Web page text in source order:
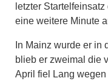
letzter
eine weitere Minute
In Mainz wurde er
blieb er zweimal die
April fiel Lang